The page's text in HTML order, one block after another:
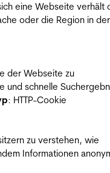
eine Webseite verhält
oder die Region in
der Webseite zu
und schnelle
: HTTP-Cookie
zu verstehen, wie
Informationen